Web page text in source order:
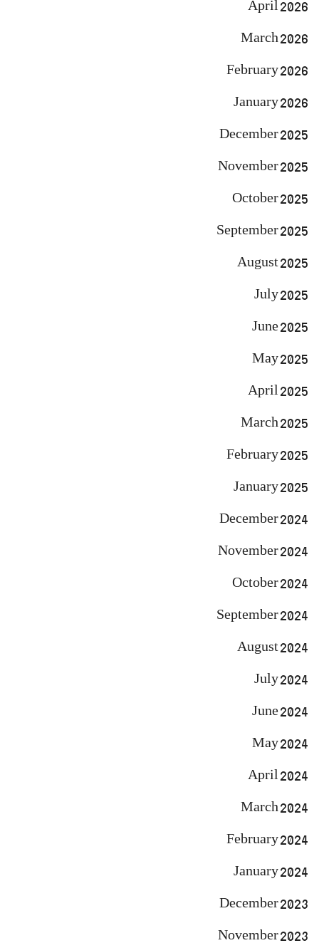
April 2026
March 2026
February 2026
January 2026
December 2025
November 2025
October 2025
September 2025
August 2025
July 2025
June 2025
May 2025
April 2025
March 2025
February 2025
January 2025
December 2024
November 2024
October 2024
September 2024
August 2024
July 2024
June 2024
May 2024
April 2024
March 2024
February 2024
January 2024
December 2023
November 2023